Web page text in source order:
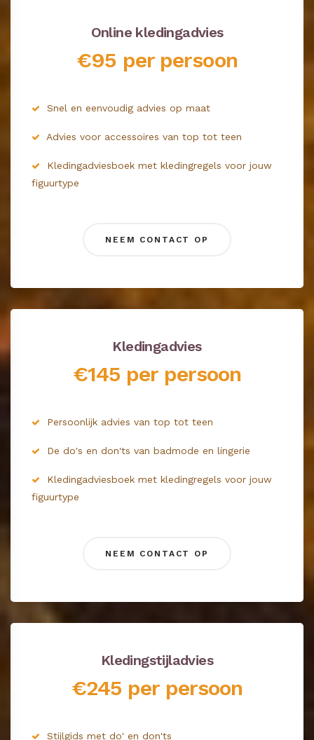
Online kledingadvies
€95 per persoon
Snel en eenvoudig advies op maat
Advies voor accessoires van top tot teen
Kledingadviesboek met kledingregels voor jouw
figuurtype
NEEM CONTACT OP
Kledingadvies
€145 per persoon
Persoonlijk advies van top tot teen
De do's en don'ts van badmode en lingerie
Kledingadviesboek met kledingregels voor jouw
figuurtype
NEEM CONTACT OP
Kledingstijladvies
€245 per persoon
Stijlgids met do' en don'ts